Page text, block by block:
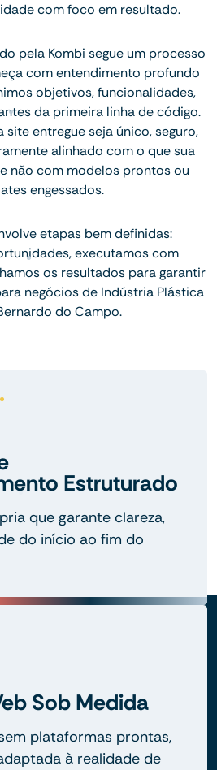
com foco em resultado.
pela Kombi segue um processo
com entendimento profundo
objetivos, funcionalidades,
da primeira linha de código.
site entregue seja único, seguro,
alinhado com o que sua
não com modelos prontos ou
engessados.
etapas bem definidas:
executamos com
os resultados para garantir
negócios de Indústria Plástica
do Campo.
Estruturado
que garante clareza,
do início ao fim do
Sob Medida
plataformas prontas,
à realidade de